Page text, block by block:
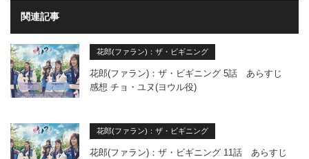
関連記事
花郎(ファラン)：ザ・ビギニング
花郎(ファラン)：ザ・ビギニング 5話 あらすじ
感想 チョ・ユヌ(ヨウル役)
花郎(ファラン)：ザ・ビギニング
花郎(ファラン)：ザ・ビギニング 11話 あらすじ